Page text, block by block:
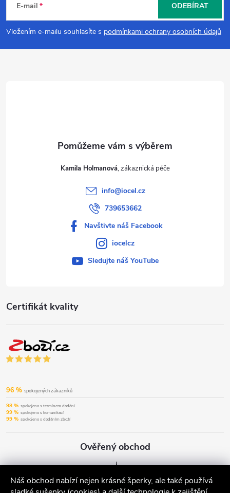
Náš obchod nabízí nejen krásné šperky, ale také používá
p
a
E-mail
Vložením e-mailu souhlasíte s podmínkami ochrany osobních údajů
ODEBÍRAT
Certifikát kvality
96 % spokojených zákazníků
98 % spokojeno s termínem dodání
99 % spokojeno s komunikací
99 % spokojeno s dodáním zboží
Ověřený obchod
Kamila Holmanová
info@iocel.cz
739653662
Navštivte náš Facebook
iocelcz
Sledujte náš YouTube